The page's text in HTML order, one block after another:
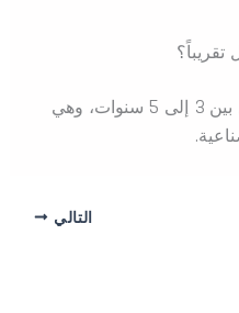
تتراوح فترة استرداد رأس المال بين 3 إلى 5 سنوات، وهي
التالي